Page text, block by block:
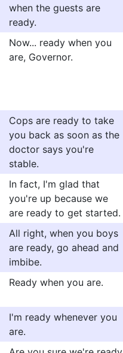
when the guests are
ready.
Now... ready when you
are, Governor.
Cops are ready to take
you back as soon as the
doctor says you're
stable.
In fact, I'm glad that
you're up because we
are ready to get started.
All right, when you boys
are ready, go ahead and
imbibe.
Ready when you are.
I'm ready whenever you
are.